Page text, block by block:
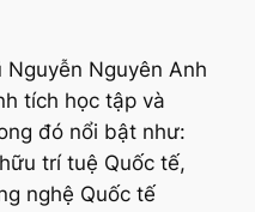
Nguyễn Nguyên Anh
tích học tập và
đó nổi bật như:
trí tuệ Quốc tế,
nghệ Quốc tế